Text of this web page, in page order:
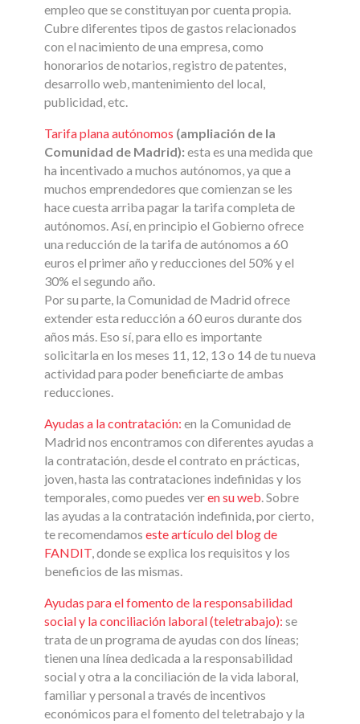
empleo que se constituyan por cuenta propia.
Cubre diferentes tipos de gastos relacionados
con el nacimiento de una empresa, como
honorarios de notarios, registro de patentes,
desarrollo web, mantenimiento del local,
publicidad, etc.
Tarifa plana autónomos (ampliación de la
Comunidad de Madrid): esta es una medida que
ha incentivado a muchos autónomos, ya que a
muchos emprendedores que comienzan se les
hace cuesta arriba pagar la tarifa completa de
autónomos. Así, en principio el Gobierno ofrece
una reducción de la tarifa de autónomos a 60
euros el primer año y reducciones del 50% y el
30% el segundo año.
Por su parte, la Comunidad de Madrid ofrece
extender esta reducción a 60 euros durante dos
años más. Eso sí, para ello es importante
solicitarla en los meses 11, 12, 13 o 14 de tu nueva
actividad para poder beneficiarte de ambas
reducciones.
Ayudas a la contratación: en la Comunidad de
Madrid nos encontramos con diferentes ayudas a
la contratación, desde el contrato en prácticas,
joven, hasta las contrataciones indefinidas y los
temporales, como puedes veren su web. Sobre
las ayudas a la contratación indefinida, por cierto,
te recomendamos este artículo del blog de
FANDIT, donde se explica los requisitos y los
beneficios de las mismas.
Ayudas para el fomento de la responsabilidad
social y la conciliación laboral (teletrabajo): se
trata de un programa de ayudas con dos líneas;
tienen una línea dedicada a la responsabilidad
social y otra a la conciliación de la vida laboral,
familiar y personal a través de incentivos
económicos para el fomento del teletrabajo y la